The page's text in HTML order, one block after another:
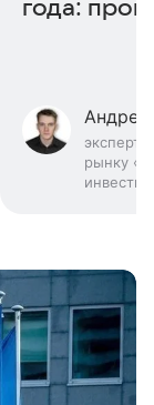
года:
эксперт
рынку